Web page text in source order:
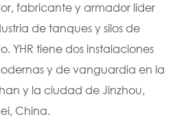
fabricante y armador líder
de tanques y silos de
YHR tiene dos instalaciones
y de vanguardia en la
y la ciudad de Jinzhou,
China.